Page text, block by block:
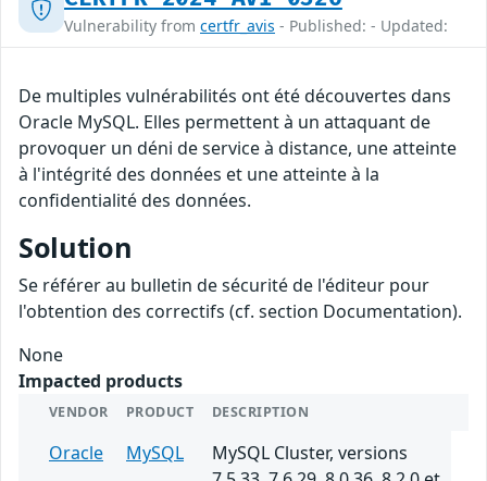
Vulnerability from certfr_avis - Published: - Updated:
De multiples vulnérabilités ont été découvertes dans
Oracle MySQL. Elles permettent à un attaquant de
provoquer un déni de service à distance, une atteinte
à l'intégrité des données et une atteinte à la
confidentialité des données.
Solution
Se référer au bulletin de sécurité de l'éditeur pour
l'obtention des correctifs (cf. section Documentation).
None
Impacted products
VENDOR PRODUCT DESCRIPTION
Oracle MySQL
MySQL Cluster, versions